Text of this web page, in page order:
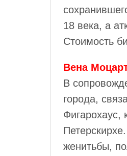
18 века, а
Стоимость
Вена
В
города,
женитьбы,